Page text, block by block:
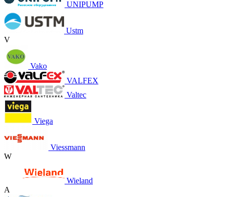
UNIPUMP
Ustm
V
Vako
VALFEX
Valtec
Viega
Viessmann
W
Wieland
А